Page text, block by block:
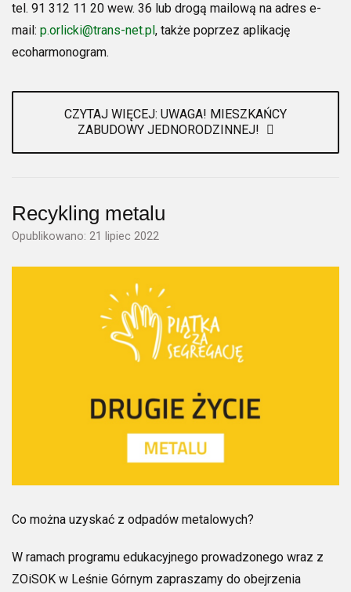
tel. 91 312 11 20 wew. 36 lub drogą mailową na adres e-
mail: p.orlicki@trans-net.pl , także poprzez aplikację
ecoharmonogram.
CZYTAJ WIĘCEJ: UWAGA! MIESZKAŃCY
ZABUDOWY JEDNORODZINNEJ!
Recykling metalu
Opublikowano: 21 lipiec 2022
Co można uzyskać z odpadów metalowych?
W ramach programu edukacyjnego prowadzonego wraz z
ZOiSOK w Leśnie Górnym zapraszamy do obejrzenia